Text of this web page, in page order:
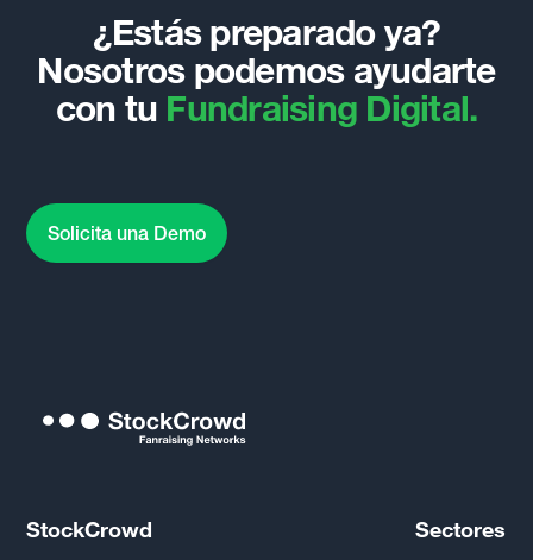
¿Estás preparado ya?
Nosotros podemos ayudarte
con tu Fundraising Digital.
Solicita una Demo
StockCrowd Sectores